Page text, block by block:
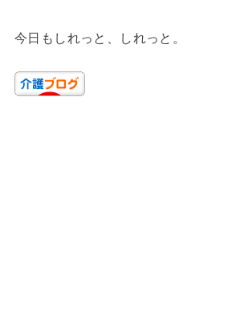
今日もしれっと、しれっと。